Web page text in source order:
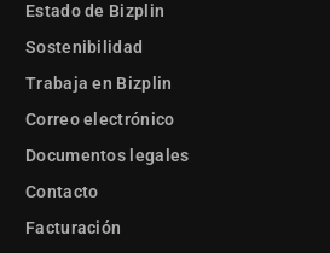
Estado de Bizplin
Sostenibilidad
Trabaja en Bizplin
Correo electrónico
Documentos legales
Contacto
Facturación